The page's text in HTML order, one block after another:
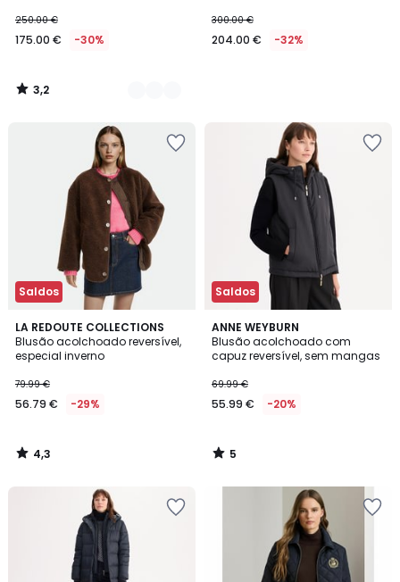
250.00 €
175.00 € -30%
3,2
/
300.00 €
204.00 € -32%
Saldos
LA REDOUTE COLLECTIONS
Blusão acolchoado reversível,
especial inverno
79.99 €
56.79 € -29%
4,3
/ 5
4,3
/
Saldos
ANNE WEYBURN
Blusão acolchoado com
capuz reversível, sem mangas
69.99 €
55.99 € -20%
5
/
5
5
/